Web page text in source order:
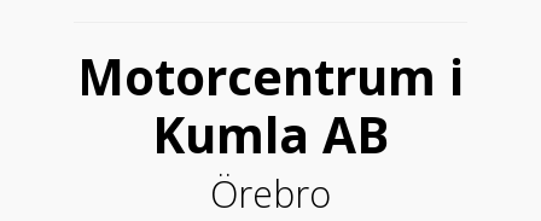
Motorcentrum i
Kumla AB
Örebro